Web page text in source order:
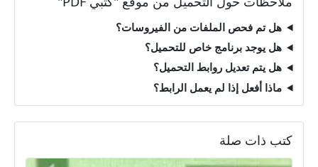
هل تم فحص الملفات من الفيروسات؟
هل يوجد برنامج خاص للتحميل؟
هل يتم تعديل روابط التحميل؟
ماذا أفعل إذا لم يعمل الرابط؟
كتب ذات صلة